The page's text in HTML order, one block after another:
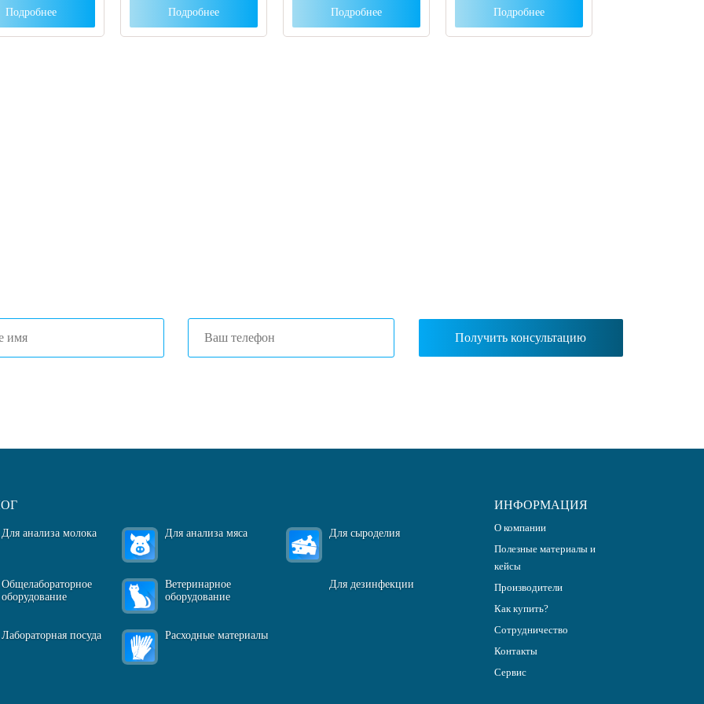
Подробнее Подробнее Подробнее Подробнее
Для анализа молока Для анализа мяса Для сыроделия
Общелабораторное
оборудование
Ветеринарное
оборудование
Для дезинфекции
Лабораторная посуда Расходные материалы
ИНФОРМАЦИЯ
О компании
Полезные материалы и
кейсы
Производители
Как купить?
Сотрудничество
Контакты
Сервис